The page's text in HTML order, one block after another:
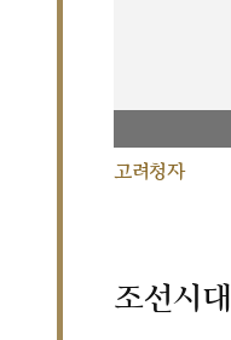
고려청자
조선시대